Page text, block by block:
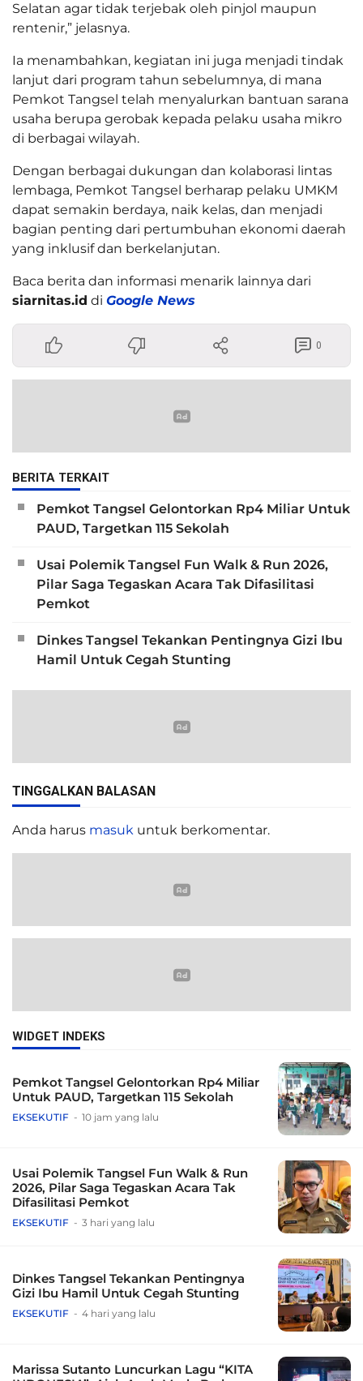
Selatan agar tidak terjebak oleh pinjol maupun
rentenir,” jelasnya.
Ia menambahkan, kegiatan ini juga menjadi tindak
lanjut dari program tahun sebelumnya, di mana
Pemkot Tangsel telah menyalurkan bantuan sarana
usaha berupa gerobak kepada pelaku usaha mikro
di berbagai wilayah.
Dengan berbagai dukungan dan kolaborasi lintas
lembaga, Pemkot Tangsel berharap pelaku UMKM
dapat semakin berdaya, naik kelas, dan menjadi
bagian penting dari pertumbuhan ekonomi daerah
yang inklusif dan berkelanjutan.
Baca berita dan informasi menarik lainnya dari
siarnitas.id di Google News
0
BERITA TERKAIT
Pemkot Tangsel Gelontorkan Rp4 Miliar Untuk
PAUD, Targetkan 115 Sekolah
Usai Polemik Tangsel Fun Walk & Run 2026,
Pilar Saga Tegaskan Acara Tak Difasilitasi
Pemkot
Dinkes Tangsel Tekankan Pentingnya Gizi Ibu
Hamil Untuk Cegah Stunting
TINGGALKAN BALASAN
Anda harus masuk untuk berkomentar.
WIDGET INDEKS
Pemkot Tangsel Gelontorkan Rp4 Miliar
Untuk PAUD, Targetkan 115 Sekolah
EKSEKUTIF 10 jam yang lalu
Usai Polemik Tangsel Fun Walk & Run
2026, Pilar Saga Tegaskan Acara Tak
Difasilitasi Pemkot
EKSEKUTIF 3 hari yang lalu
Dinkes Tangsel Tekankan Pentingnya
Gizi Ibu Hamil Untuk Cegah Stunting
EKSEKUTIF 4 hari yang lalu
Marissa Sutanto Luncurkan Lagu “KITA